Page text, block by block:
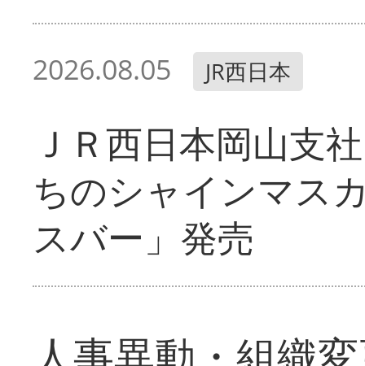
2026.08.05 JR西日本
ＪＲ西日本岡山支
ちのシャインマス
スバー」発売